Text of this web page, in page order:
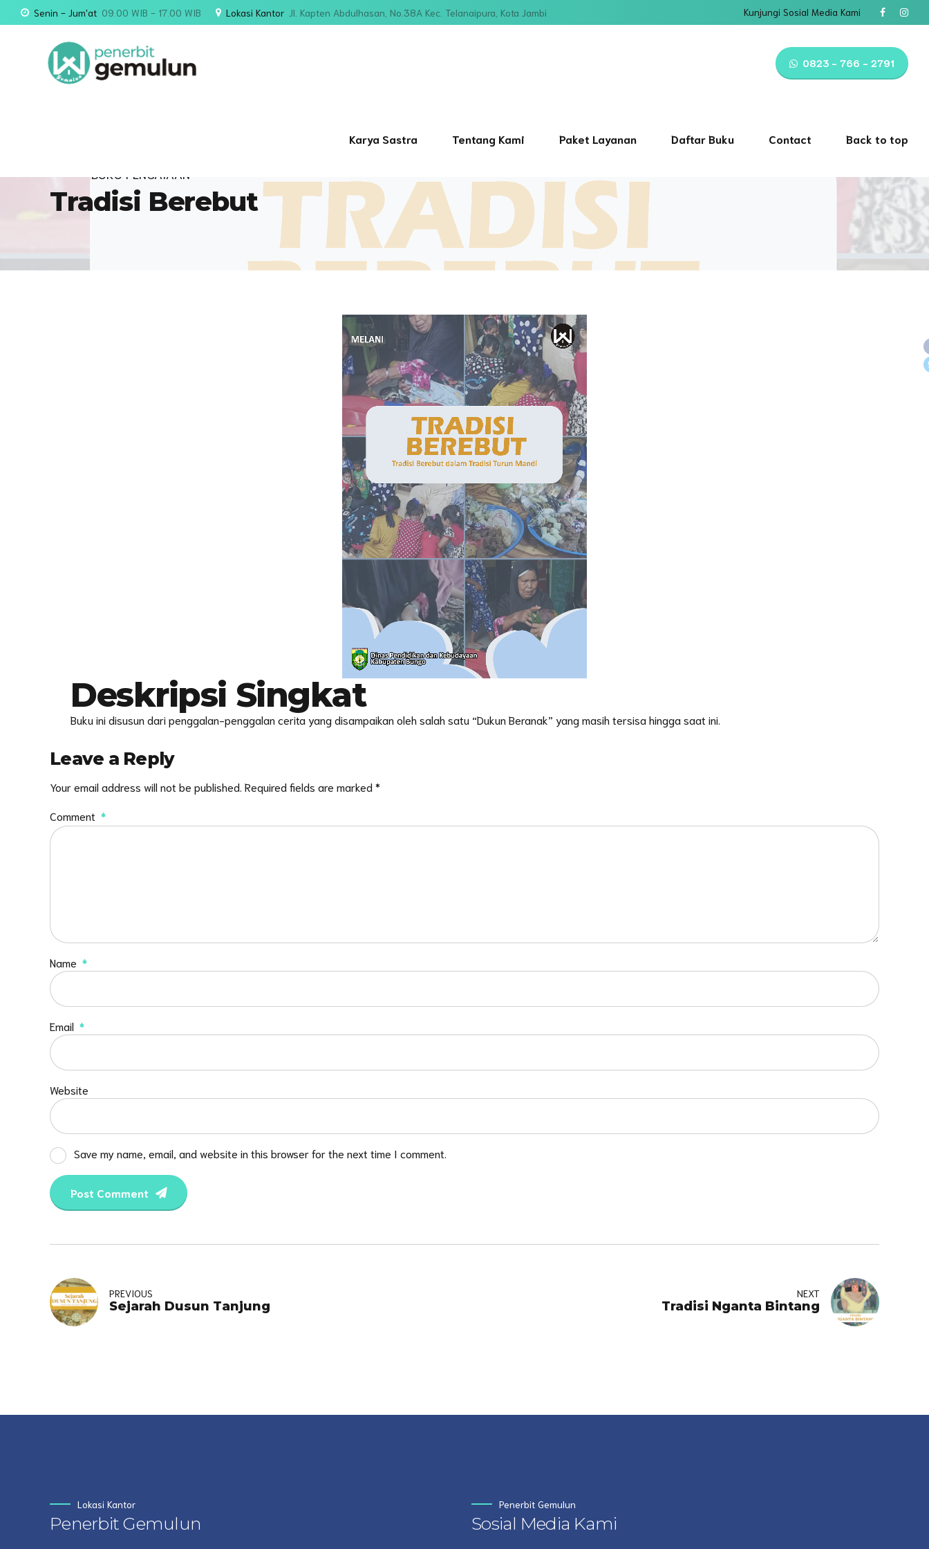
Senin - Jum'at 09.00 WIB - 17.00 WIB Lokasi Kantor Jl. Kapten Abdulhasan, No.38A Kec. Telanaipura, Kota Jambi Kunjungi Sosial Media Kami
0823 - 766 - 2791
Karya Sastra Tentang Kami Paket Layanan Daftar Buku Contact Back to top
BUKU PENGAYAAN
Tradisi Berebut
Deskripsi Singkat
Buku ini disusun dari penggalan-penggalan cerita yang disampaikan oleh salah satu “Dukun Beranak” yang masih tersisa hingga saat ini.
Leave a Reply
Your email address will not be published. Required fields are marked *
Comment *
Name *
Email *
Website
Save my name, email, and website in this browser for the next time I comment.
Post Comment
PREVIOUS
Sejarah Dusun Tanjung
NEXT
Tradisi Nganta Bintang
Lokasi Kantor
Penerbit Gemulun
Penerbit Gemulun
Sosial Media Kami